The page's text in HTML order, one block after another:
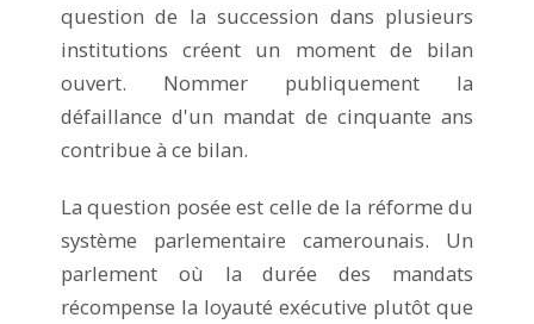
question de la succession dans plusieurs
institutions créent un moment de bilan
ouvert. Nommer publiquement la
défaillance d'un mandat de cinquante ans
contribue à ce bilan.
La question posée est celle de la réforme du
système parlementaire camerounais. Un
parlement où la durée des mandats
récompense la loyauté exécutive plutôt que